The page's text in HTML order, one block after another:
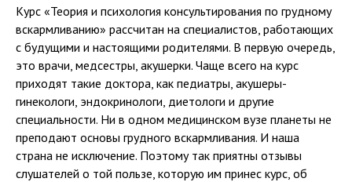
Курс «Теория и психология консультирования по грудному
вскармливанию» рассчитан на специалистов, работающих
с будущими и настоящими родителями. В первую очередь,
это врачи, медсестры, акушерки. Чаще всего на курс
приходят такие доктора, как педиатры, акушеры-
гинекологи, эндокринологи, диетологи и другие
специальности. Ни в одном медицинском вузе планеты не
преподают основы грудного вскармливания. И наша
страна не исключение. Поэтому так приятны отзывы
слушателей о той пользе, которую им принес курс, об